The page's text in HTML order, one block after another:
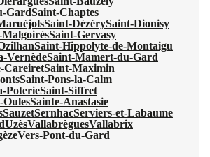
GardSaint-Chaptes
Saint-DézérySaint-Dionisy
MalgoirèsSaint-Gervasy
Saint-Hippolyte-de-Montaigu
VernèdeSaint-Mamert-du-Gard
CareiretSaint-Maximin
Saint-Pons-la-Calm
PoterieSaint-Siffret
OulesSainte-Anastasie
SauzetSernhacServiers-et-Labaume
UzèsVallabrèguesVallabrix
Vers-Pont-du-Gard